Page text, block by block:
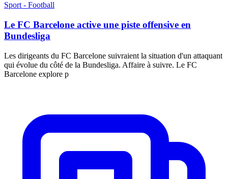
Sport - Football
Le FC Barcelone active une piste offensive en
Bundesliga
Les dirigeants du FC Barcelone suivraient la situation d'un attaquant
qui évolue du côté de la Bundesliga. Affaire à suivre. Le FC
Barcelone explore p